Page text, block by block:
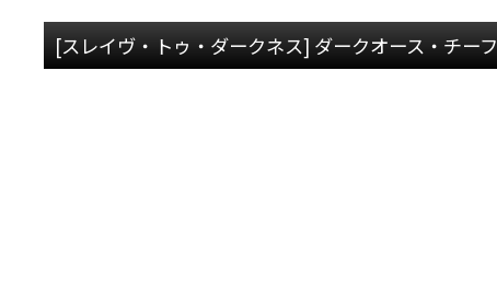
[スレイヴ・トゥ・ダークネス] ダークオース・チー